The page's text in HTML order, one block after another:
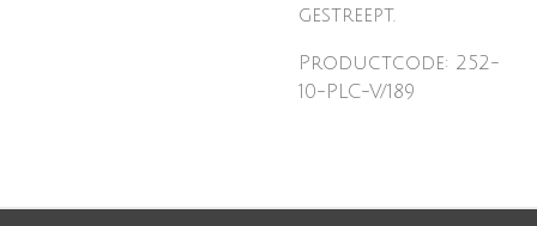
gestreept.
Productcode: 252-
10-PLC-V/189